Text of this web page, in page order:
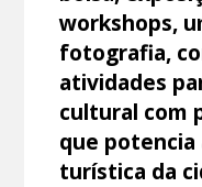
workshops,
fotografia,
atividades
cultural com
que
turística da